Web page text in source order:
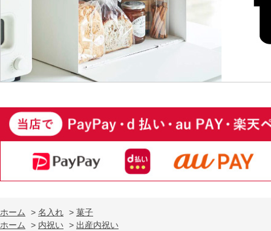
ホーム > 名入れ > 菓子
ホーム
> 内祝い > 出産内祝い